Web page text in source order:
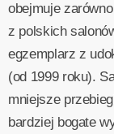
obejmuje
z polskich
egzemplarz z
(od 1999 roku).
mniejsze
bardziej bogate